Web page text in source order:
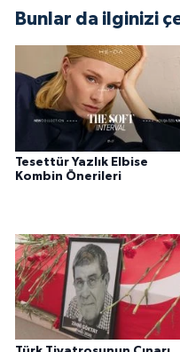
Bunlar da ilginizi
Tesettür Yazlık Elbise
Kombin Önerileri